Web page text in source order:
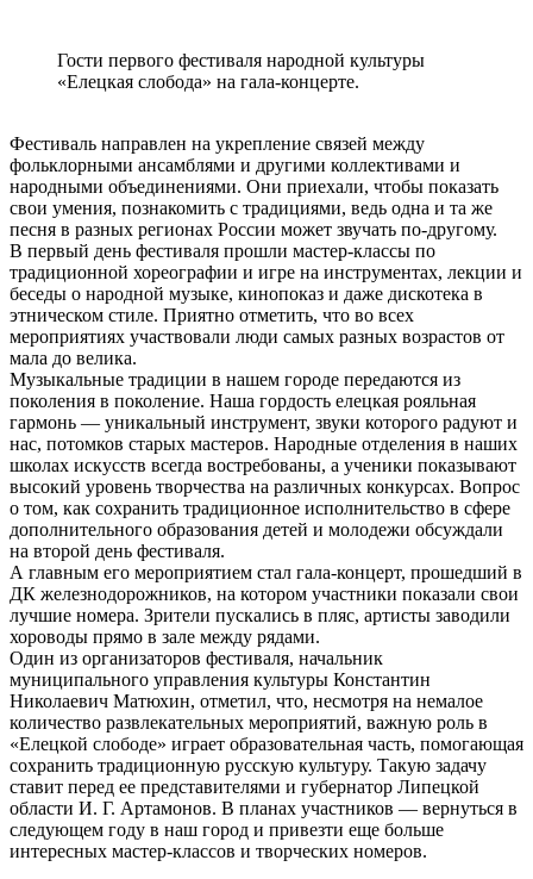
Гости первого фестиваля народной культуры
«Елецкая слобода» на гала-концерте.
Фестиваль направлен на укрепление связей между
фольклорными ансамблями и другими коллективами и
народными объединениями. Они приехали, чтобы показать
свои умения, познакомить с традициями, ведь одна и та же
песня в разных регионах России может звучать по-другому.
В первый день фестиваля прошли мастер-классы по
традиционной хореографии и игре на инструментах, лекции и
беседы о народной музыке, кинопоказ и даже дискотека в
этническом стиле. Приятно отметить, что во всех
мероприятиях участвовали люди самых разных возрастов от
мала до велика.
Музыкальные традиции в нашем городе передаются из
поколения в поколение. Наша гордость елецкая рояльная
гармонь — уникальный инструмент, звуки которого радуют и
нас, потомков старых мастеров. Народные отделения в наших
школах искусств всегда востребованы, а ученики показывают
высокий уровень творчества на различных конкурсах. Вопрос
о том, как сохранить традиционное исполнительство в сфере
дополнительного образования детей и молодежи обсуждали
на второй день фестиваля.
А главным его мероприятием стал гала-концерт, прошедший в
ДК железнодорожников, на котором участники показали свои
лучшие номера. Зрители пускались в пляс, артисты заводили
хороводы прямо в зале между рядами.
Один из организаторов фестиваля, начальник
муниципального управления культуры Константин
Николаевич Матюхин, отметил, что, несмотря на немалое
количество развлекательных мероприятий, важную роль в
«Елецкой слободе» играет образовательная часть, помогающая
сохранить традиционную русскую культуру. Такую задачу
ставит перед ее представителями и губернатор Липецкой
области И. Г. Артамонов. В планах участников — вернуться в
следующем году в наш город и привезти еще больше
интересных мастер-классов и творческих номеров.